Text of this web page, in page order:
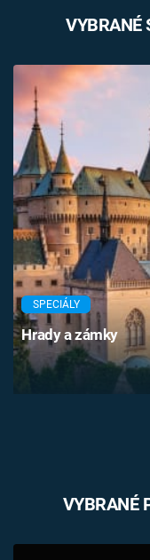
VYBRANÉ
SPECIÁLY
Hrady a zámky
VYBRANÉ